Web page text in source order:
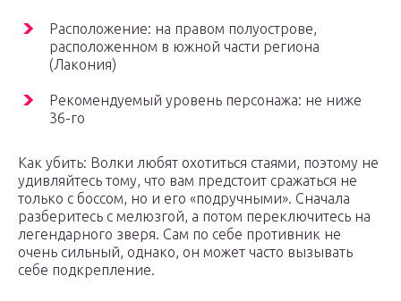
Расположение: на правом полуострове,
расположенном в южной части региона
(Лакония)
Рекомендуемый уровень персонажа: не ниже
36-го
Как убить: Волки любят охотиться стаями, поэтому не
удивляйтесь тому, что вам предстоит сражаться не
только с боссом, но и его «подручными». Сначала
разберитесь с мелюзгой, а потом переключитесь на
легендарного зверя. Сам по себе противник не
очень сильный, однако, он может часто вызывать
себе подкрепление.